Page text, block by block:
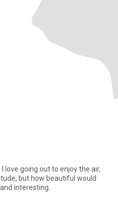
love going out to enjoy the air,
but how beautiful would
interesting.